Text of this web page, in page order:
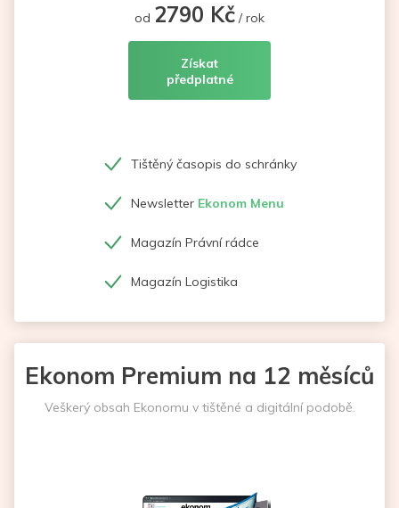
od 2790 Kč / rok
Získat
předplatné
Tištěný časopis do schránky
Newsletter Ekonom Menu
Magazín Právní rádce
Magazín Logistika
Ekonom Premium na 12 měsíců
Veškerý obsah Ekonomu v tištěné a digitální podobě.